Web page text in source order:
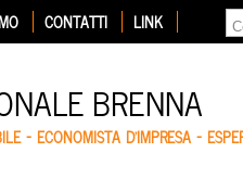
CONTATTI LINK
BRENNA
– ECONOMISTA D'IMPRESA –